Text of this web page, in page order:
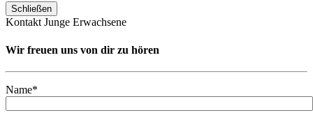
Schließen
Kontakt Junge Erwachsene
Wir freuen uns von dir zu hören
Name*